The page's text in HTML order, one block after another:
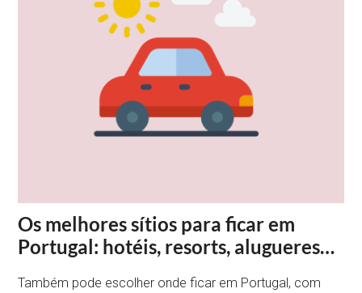
Os melhores sítios para ficar em
Portugal: hotéis, resorts, alugueres…
Também pode escolher onde ficar em Portugal, com